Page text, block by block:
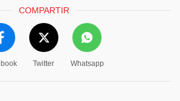
COMPARTIR
Twitter Whatsapp